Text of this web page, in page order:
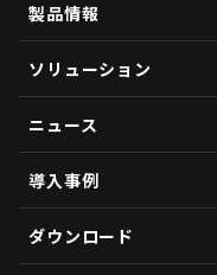
製品情報
ソリューション
ニュース
導入事例
ダウンロード